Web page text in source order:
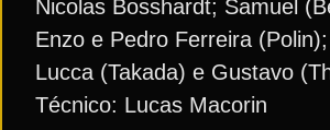
Nicolas Bosshardt; Samuel
Enzo e Pedro Ferreira
Lucca (Takada) e Gustavo
Técnico: Lucas Macorin